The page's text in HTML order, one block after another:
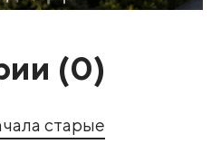
(0)
старые